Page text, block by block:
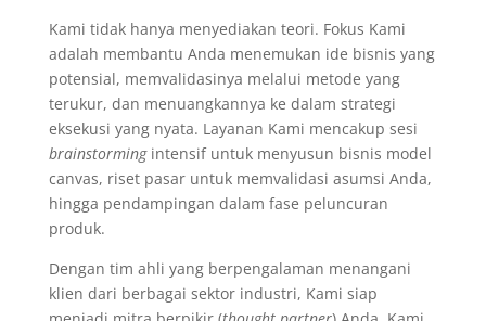
Kami tidak hanya menyediakan teori. Fokus Kami
adalah membantu Anda menemukan ide bisnis yang
potensial, memvalidasinya melalui metode yang
terukur, dan menuangkannya ke dalam strategi
eksekusi yang nyata. Layanan Kami mencakup sesi
brainstormingintensif untuk menyusun bisnis model
canvas, riset pasar untuk memvalidasi asumsi Anda,
hingga pendampingan dalam fase peluncuran
produk.
Dengan tim ahli yang berpengalaman menangani
klien dari berbagai sektor industri, Kami siap